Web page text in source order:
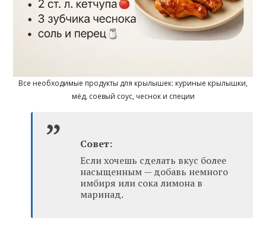
Все необходимые продукты для крылышек: куриные крылышки,
мёд, соевый соус, чеснок и специи
Совет:
Если хочешь сделать вкус более
насыщенным — добавь немного
имбиря или сока лимона в
маринад.